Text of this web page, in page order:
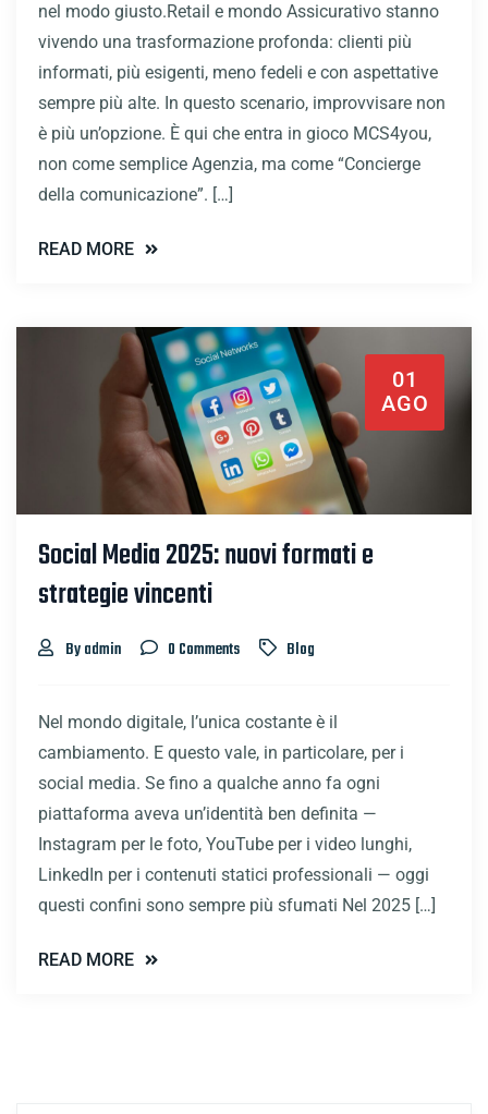
nel modo giusto.Retail e mondo Assicurativo stanno
vivendo una trasformazione profonda: clienti più
informati, più esigenti, meno fedeli e con aspettative
sempre più alte. In questo scenario, improvvisare non
è più un’opzione. È qui che entra in gioco MCS4you,
non come semplice Agenzia, ma come “Concierge
della comunicazione”. […]
READ MORE
01
AGO
Social Media 2025: nuovi formati e
strategie vincenti
By admin 0 Comments Blog
Nel mondo digitale, l’unica costante è il
cambiamento. E questo vale, in particolare, per i
social media. Se fino a qualche anno fa ogni
piattaforma aveva un’identità ben definita —
Instagram per le foto, YouTube per i video lunghi,
LinkedIn per i contenuti statici professionali — oggi
questi confini sono sempre più sfumati Nel 2025 […]
READ MORE